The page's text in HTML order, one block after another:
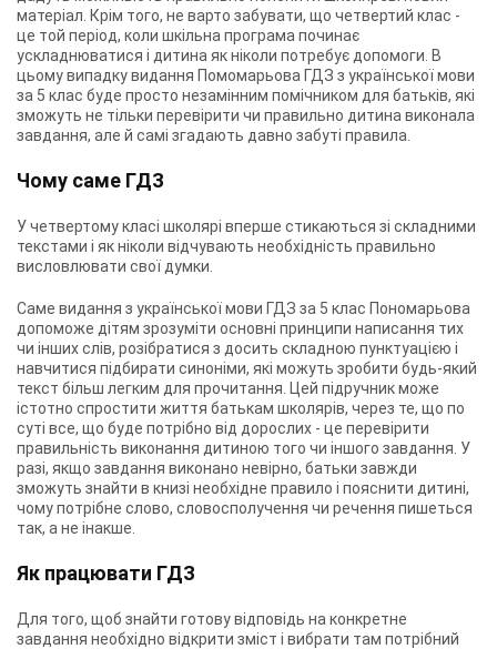
матеріал. Крім того, не варто забувати, що четвертий клас -
це той період, коли шкільна програма починає
ускладнюватися і дитина як ніколи потребує допомоги. В
цьому випадку видання Помомарьова ГДЗ з української мови
за 5 клас буде просто незамінним помічником для батьків, які
зможуть не тільки перевірити чи правильно дитина виконала
завдання, але й самі згадають давно забуті правила.
Чому саме ГДЗ
У четвертому класі школярі вперше стикаються зі складними
текстами і як ніколи відчувають необхідність правильно
висловлювати свої думки.
Саме видання з української мови ГДЗ за 5 клас Пономарьова
допоможе дітям зрозуміти основні принципи написання тих
чи інших слів, розібратися з досить складною пунктуацією і
навчитися підбирати синоніми, які можуть зробити будь-який
текст більш легким для прочитання. Цей підручник може
істотно спростити життя батькам школярів, через те, що по
суті все, що буде потрібно від дорослих - це перевірити
правильність виконання дитиною того чи іншого завдання. У
разі, якщо завдання виконано невірно, батьки завжди
зможуть знайти в книзі необхідне правило і пояснити дитині,
чому потрібне слово, словосполучення чи речення пишеться
так, а не інакше.
Як працювати ГДЗ
Для того, щоб знайти готову відповідь на конкретне
завдання необхідно відкрити зміст і вибрати там потрібний